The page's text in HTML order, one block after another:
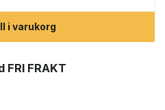
i varukorg
FRI FRAKT